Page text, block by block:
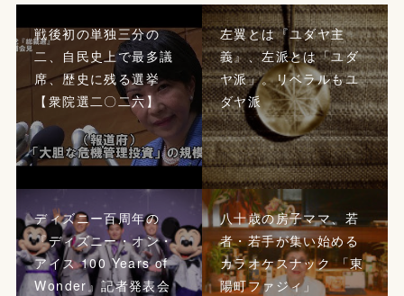
戦後初の単独三分の
二、自民史上で最多議
席、歴史に残る選挙
【衆院選二〇二六】
左翼とは『ユダヤ主
義』、左派とは「ユダ
ヤ派」。リベラルもユ
ダヤ派
ディズニー百周年の
『ディズニー・オン・
アイス 100 Years of
Wonder』記者発表会
八十歳の房子ママ、若
者・若手が集い始める
カラオケスナック 「東
陽町ファジィ」